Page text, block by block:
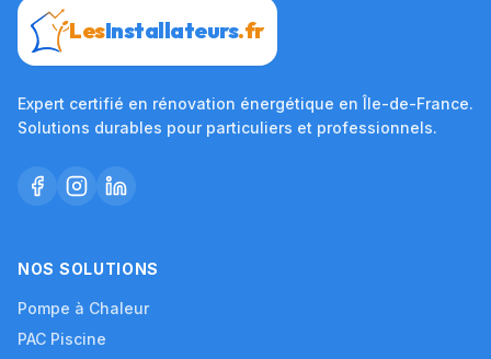
LesInstallateurs.fr
Expert certifié en rénovation énergétique en Île-de-France.
Solutions durables pour particuliers et professionnels.
NOS SOLUTIONS
Pompe à Chaleur
PAC Piscine